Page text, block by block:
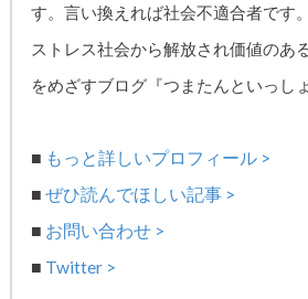
す。言い換えれば社会不適合者です。
ストレス社会から解放され価値のあ
をめざすブログ『つまたんといっし
■ もっと詳しいプロフィール >
■ぜひ読んでほしい記事 >
■ お問い合わせ >
■ Twitter >